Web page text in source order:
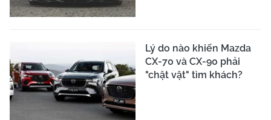
Lý do nào khiến Mazda
CX-70 và CX-90 phải
"chật vật" tìm khách?